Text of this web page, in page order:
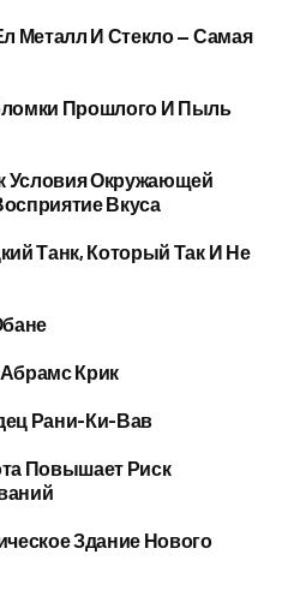
Металл И Стекло — Самая
Прошлого И Пыль
Условия Окружающей
Вкуса
Танк, Который Так И Не
Крик
Рани-Ки-Вав
Повышает Риск
Здание Нового